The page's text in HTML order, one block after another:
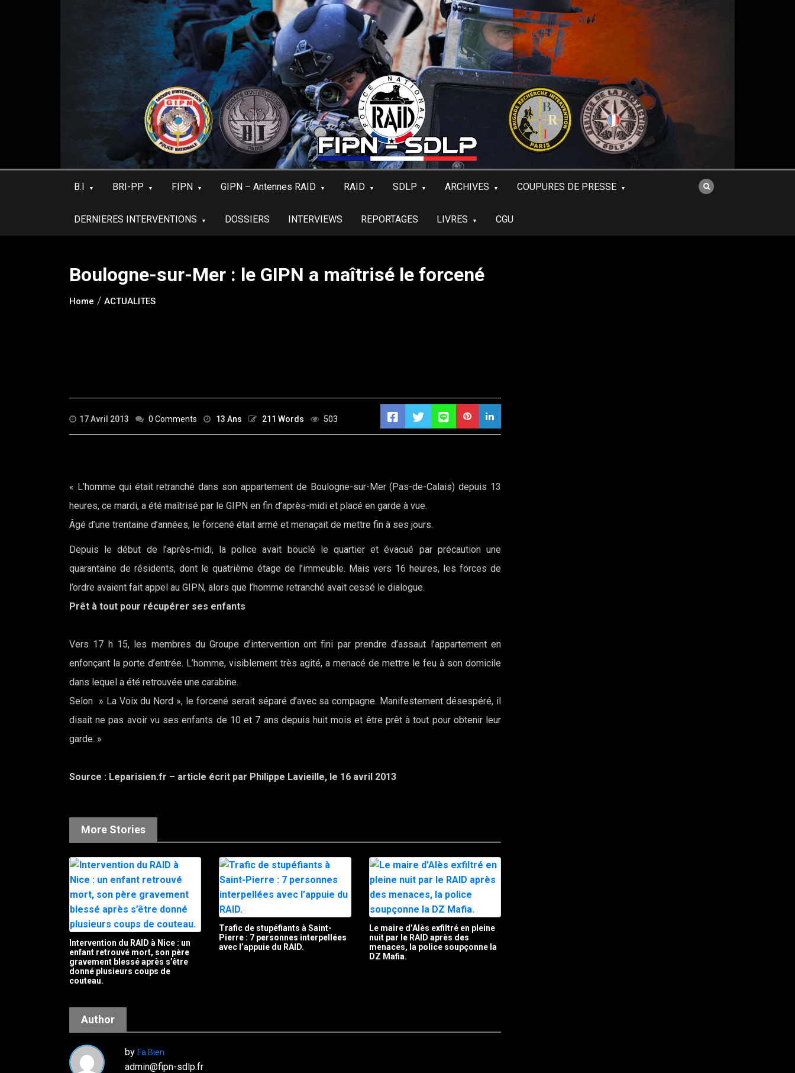
B.I BRI-PP FIPN GIPN – Antennes RAID RAID SDLP ARCHIVES COUPURES DE PRESSE
DERNIERES INTERVENTIONS DOSSIERS INTERVIEWS REPORTAGES LIVRES CGU
Boulogne-sur-Mer : le GIPN a maîtrisé le forcené
Home ACTUALITES
17 Avril 2013 0 Comments 13 Ans 211 Words 503
« L’homme qui était retranché dans son appartement de Boulogne-sur-Mer (Pas-de-Calais) depuis 13
heures, ce mardi, a été maîtrisé par le GIPN en fin d’après-midi et placé en garde à vue.
Âgé d’une trentaine d’années, le forcené était armé et menaçait de mettre fin à ses jours.
Depuis le début de l’après-midi, la police avait bouclé le quartier et évacué par précaution une
quarantaine de résidents, dont le quatrième étage de l’immeuble. Mais vers 16 heures, les forces de
l’ordre avaient fait appel au GIPN, alors que l’homme retranché avait cessé le dialogue.
Prêt à tout pour récupérer ses enfants
Vers 17 h 15, les membres du Groupe d’intervention ont fini par prendre d’assaut l’appartement en
enfonçant la porte d’entrée. L’homme, visiblement très agité, a menacé de mettre le feu à son domicile
dans lequel a été retrouvée une carabine.
Selon » La Voix du Nord », le forcené serait séparé d’avec sa compagne. Manifestement désespéré, il
disait ne pas avoir vu ses enfants de 10 et 7 ans depuis huit mois et être prêt à tout pour obtenir leur
garde. »
Source : Leparisien.fr – article écrit par Philippe Lavieille, le 16 avril 2013
More Stories
Intervention du RAID à Nice : un
enfant retrouvé mort, son père
gravement blessé après s’être
donné plusieurs coups de
couteau.
Trafic de stupéfiants à Saint-
Pierre : 7 personnes interpellées
avec l’appuie du RAID.
Le maire d’Alès exfiltré en pleine
nuit par le RAID après des
menaces, la police soupçonne la
DZ Mafia.
Author
by Fa Bien
admin@fipn-sdlp.fr